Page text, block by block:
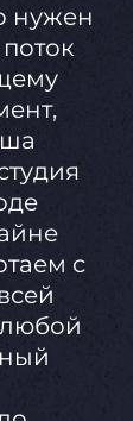
нужен
с